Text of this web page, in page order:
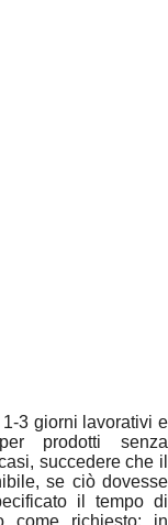
3 giorni lavorativi e
prodotti senza
succedere che il
se ciò dovesse
il tempo di
come richiesto; in